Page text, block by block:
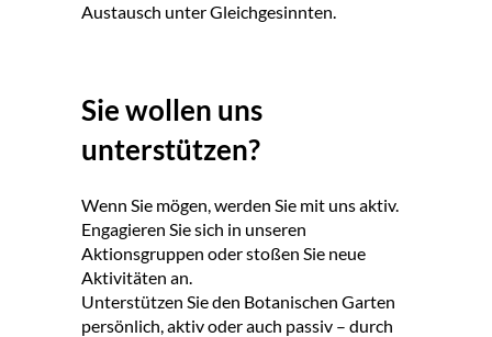
Austausch unter Gleichgesinnten.
Sie wollen uns
unterstützen?
Wenn Sie mögen, werden Sie mit uns aktiv.
Engagieren Sie sich in unseren
Aktionsgruppen oder stoßen Sie neue
Aktivitäten an.
Unterstützen Sie den Botanischen Garten
persönlich, aktiv oder auch passiv – durch